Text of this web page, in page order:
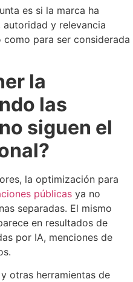
es si la marca ha
y relevancia
para ser considerada
la
las
siguen el
la optimización para
públicas ya no
separadas. El mismo
en resultados de
por IA, menciones de
otras herramientas de